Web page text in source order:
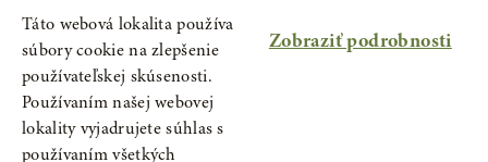
© 2021 Serafin - prírodné produkty, s.r.o., IČ:
Táto webová lokalita používa
súbory cookie na zlepšenie
používateľskej skúsenosti.
Používaním našej webovej
lokality vyjadrujete súhlas s
používaním všetkých
Zobraziť podrobnosti